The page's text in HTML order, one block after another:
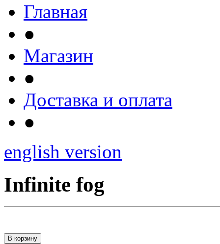
Главная
●
Магазин
●
Доставка и оплата
●
english version
Infinite fog
В корзину